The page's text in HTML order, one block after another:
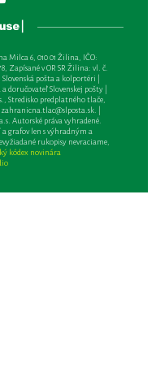
Milca 6, 010 01 Žilina, IČO:
Zapísané v OR SR Žilina: vl. č.
pošta a kolportéri |
doručovateľ Slovenskej pošty |
Stredisko predplatného tlače,
zahranicna.tlac@slposta.sk. |
Autorské práva vyhradené.
grafov len s výhradným a
rukopisy nevraciame,
kódex novinára